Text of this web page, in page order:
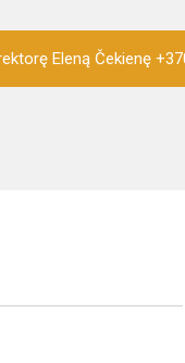
Eleną Čekienę